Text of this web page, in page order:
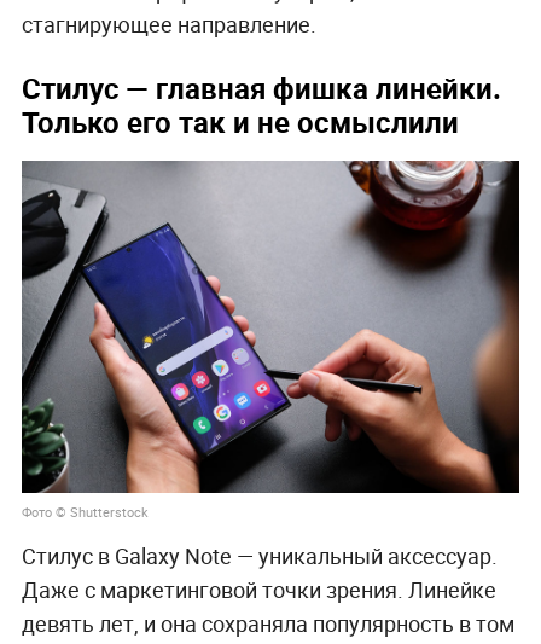
трансмиссией. Современные ПК в будущем
но будут не у всех, а у конкретных людей,—
говорил глава Apple.
iPhone предназначался для связи, а для
творчества и развлечений был создан iPad.
Корейцы, в свою очередь, попытались
соединить и то и другое в смартфонах, а
планшеты развивали факультативно. В итоге
большие смартфоны популярны, а планшеты —
стагнирующее направление.
Стилус — главная фишка линейки.
Только его так и не осмыслили